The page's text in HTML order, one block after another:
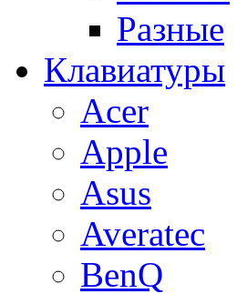
Разные
Клавиатуры
Acer
Apple
Asus
Averatec
BenQ